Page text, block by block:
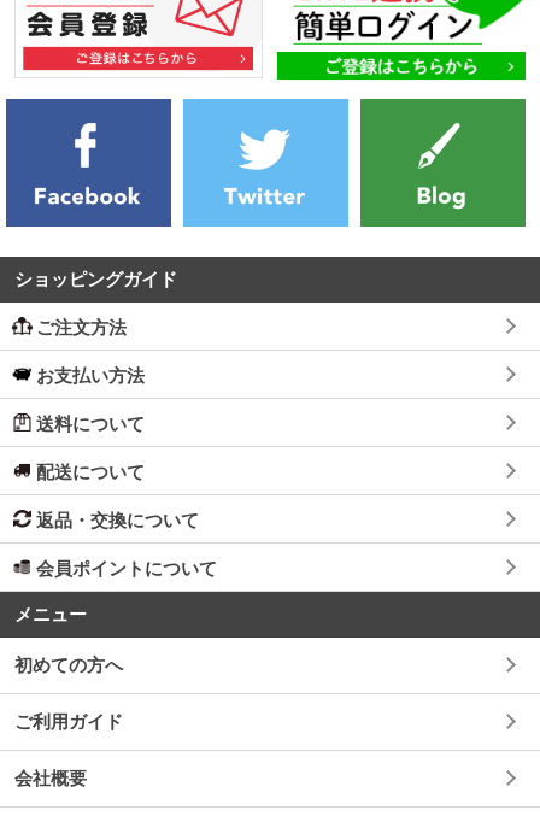
ショッピングガイド
ご注文方法
お支払い方法
送料について
配送について
返品・交換について
会員ポイントについて
メニュー
初めての方へ
ご利用ガイド
会社概要